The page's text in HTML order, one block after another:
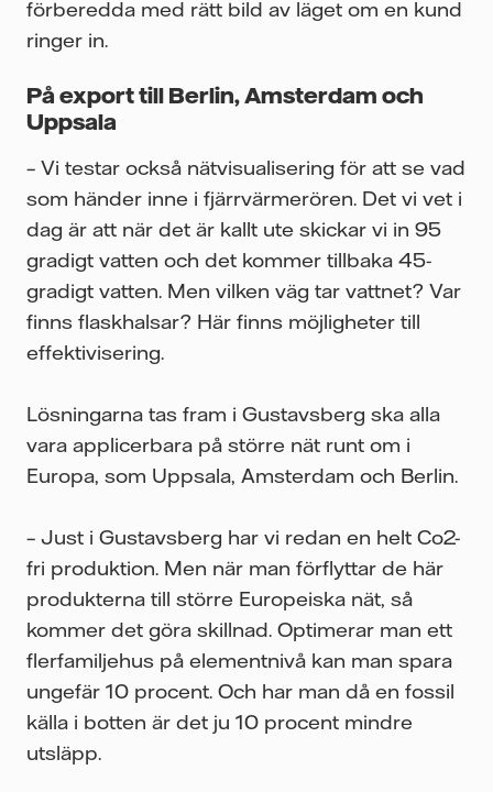
förberedda med rätt bild av läget om en kund
ringer in.
På export till Berlin, Amsterdam och
Uppsala
– Vi testar också nätvisualisering för att se vad
som händer inne i fjärrvärmerören. Det vi vet i
dag är att när det är kallt ute skickar vi in 95
gradigt vatten och det kommer tillbaka 45-
gradigt vatten. Men vilken väg tar vattnet? Var
finns flaskhalsar? Här finns möjligheter till
effektivisering.
Lösningarna tas fram i Gustavsberg ska alla
vara applicerbara på större nät runt om i
Europa, som Uppsala, Amsterdam och Berlin.
– Just i Gustavsberg har vi redan en helt Co2-
fri produktion. Men när man förflyttar de här
produkterna till större Europeiska nät, så
kommer det göra skillnad. Optimerar man ett
flerfamiljehus på elementnivå kan man spara
ungefär 10 procent. Och har man då en fossil
källa i botten är det ju 10 procent mindre
utsläpp.